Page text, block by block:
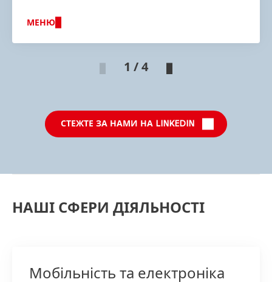
МЕНЮ
1 / 4
СТЕЖТЕ ЗА НАМИ НА LINKEDIN
НАШІ СФЕРИ ДІЯЛЬНОСТІ
Мобільність та електроніка